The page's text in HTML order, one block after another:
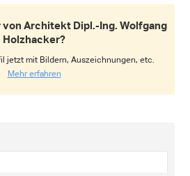
von Architekt Dipl.-Ing. Wolfgang
Holzhacker?
jetzt mit Bildern, Auszeichnungen, etc.
Mehr erfahren